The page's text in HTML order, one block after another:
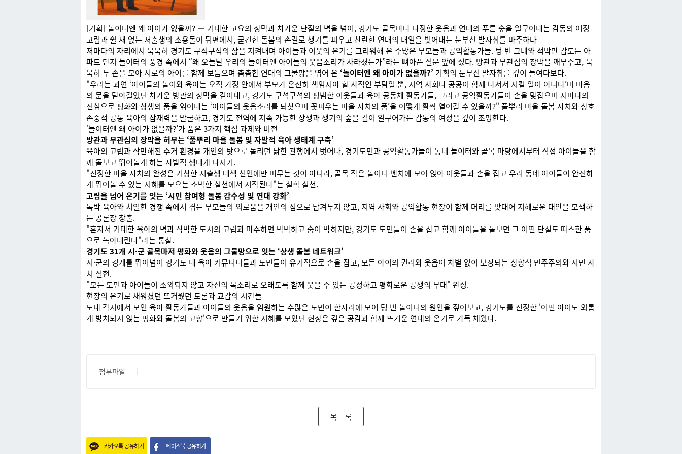
[기획] 놀이터엔 왜 아이가 없을까? — 거대한 고요의 장막과 차가운 단절의 벽을 넘어, 경기도 골목마다 다정한 웃음과 연대의 푸른 숲을 일구어내는 감동의 여정
고립과 쉴 새 없는 저출생의 소용돌이 뒤편에서, 굳건한 돌봄의 손길로 생기를 피우고 찬란한 연대의 내일을 빚어내는 눈부신 발자취를 마주하다
저마다의 자리에서 묵묵히 경기도 구석구석의 삶을 지켜내며 아이들과 이웃의 온기를 그리워해 온 수많은 부모들과 공익활동가들. 텅 빈 그네와 적막만 감도는 아
파트 단지 놀이터의 풍경 속에서 “왜 오늘날 우리의 놀이터엔 아이들의 웃음소리가 사라졌는가”라는 뼈아픈 질문 앞에 섰다. 방관과 무관심의 장막을 깨부수고, 묵
묵히 두 손을 모아 서로의 아이를 함께 보듬으며 촘촘한 연대의 그물망을 엮어 온 ‘놀이터엔 왜 아이가 없을까?’ 기획의 눈부신 발자취를 깊이 들여다보다.
"우리는 과연 ‘아이들의 놀이와 육아는 오직 가정 안에서 부모가 온전히 책임져야 할 사적인 부담일 뿐, 지역 사회나 공공이 함께 나서서 지킬 일이 아니다’며 마음
의 문을 닫아걸었던 차가운 방관의 장막을 걷어내고, 경기도 구석구석의 평범한 이웃들과 육아 공동체 활동가들, 그리고 공익활동가들이 손을 맞잡으며 저마다의
진심으로 평화와 상생의 품을 엮어내는 ‘아이들의 웃음소리를 되찾으며 꽃피우는 마을 자치의 품’을 어떻게 활짝 열어갈 수 있을까?" 풀뿌리 마을 돌봄 자치와 상호
존중적 공동 육아의 잠재력을 발굴하고, 경기도 전역에 지속 가능한 상생과 생기의 숲을 깊이 일구어가는 감동의 여정을 깊이 조명한다.
‘놀이터엔 왜 아이가 없을까?’가 품은 3가지 핵심 과제와 비전
방관과 무관심의 장막을 허무는 ‘풀뿌리 마을 돌봄 및 자발적 육아 생태계 구축’
육아의 고립과 삭만해진 주거 환경을 개인의 탓으로 돌리던 낡한 관행에서 벗어나, 경기도민과 공익활동가들이 동네 놀이터와 골목 마당에서부터 직접 아이들을 함
께 돌보고 뛰어놀게 하는 자발적 생태계 다지기.
"진정한 마을 자치의 완성은 거창한 저출생 대책 선언에만 머무는 것이 아니라, 골목 작은 놀이터 벤치에 모여 앉아 이웃들과 손을 잡고 우리 동네 아이들이 안전하
게 뛰어놀 수 있는 지혜를 모으는 소박한 실천에서 시작된다"는 철학 실천.
고립을 넘어 온기를 잇는 ‘시민 참여형 돌봄 감수성 및 연대 강화’
독박 육아와 치열한 경쟁 속에서 겪는 부모들의 외로움을 개인의 짐으로 남겨두지 않고, 지역 사회와 공익활동 현장이 함께 머리를 맞대어 지혜로운 대안을 모색하
는 공론장 창출.
"혼자서 거대한 육아의 벽과 삭막한 도시의 고립과 마주하면 막막하고 숨이 막히지만, 경기도 도민들이 손을 잡고 함께 아이들을 돌보면 그 어떤 단절도 따스한 품
으로 녹아내린다"라는 통찰.
경기도 31개 시·군 골목마저 평화와 웃음의 그물망으로 잇는 ‘상생 돌봄 네트워크’
시·군의 경계를 뛰어넘어 경기도 내 육아 커뮤니티들과 도민들이 유기적으로 손을 잡고, 모든 아이의 권리와 웃음이 차별 없이 보장되는 상향식 민주주의와 시민 자
치 실현.
"모든 도민과 아이들이 소외되지 않고 자신의 목소리로 오래도록 함께 웃을 수 있는 공정하고 평화로운 공생의 무대" 완성.
현장의 온기로 채워졌던 뜨거웠던 토론과 교감의 시간들
도내 각지에서 모인 육아 활동가들과 아이들의 웃음을 염원하는 수많은 도민이 한자리에 모여 텅 빈 놀이터의 원인을 짚어보고, 경기도를 진정한 '어떤 아이도 외롭
게 방치되지 않는 평화와 돌봄의 고향'으로 만들기 위한 지혜를 모았던 현장은 깊은 공감과 함께 뜨거운 연대의 온기로 가득 채웠다.
첨부파일
카카오톡 공유하기 페이스북 공유하기
목 록